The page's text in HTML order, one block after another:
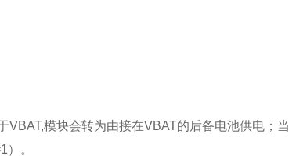
模块会转为由接在VBAT的后备电池供电；当
。